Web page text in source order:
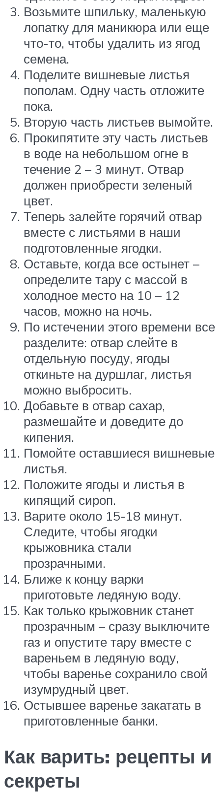
Возьмите шпильку, маленькую
лопатку для маникюра или еще
что-то, чтобы удалить из ягод
семена.
Поделите вишневые листья
пополам. Одну часть отложите
пока.
Вторую часть листьев вымойте.
Прокипятите эту часть листьев
в воде на небольшом огне в
течение 2 – 3 минут. Отвар
должен приобрести зеленый
цвет.
Теперь залейте горячий отвар
вместе с листьями в наши
подготовленные ягодки.
Оставьте, когда все остынет –
определите тару с массой в
холодное место на 10 – 12
часов, можно на ночь.
По истечении этого времени все
разделите: отвар слейте в
отдельную посуду, ягоды
откиньте на дуршлаг, листья
можно выбросить.
Добавьте в отвар сахар,
размешайте и доведите до
кипения.
Помойте оставшиеся вишневые
листья.
Положите ягоды и листья в
кипящий сироп.
Варите около 15-18 минут.
Следите, чтобы ягодки
крыжовника стали
прозрачными.
Ближе к концу варки
приготовьте ледяную воду.
Как только крыжовник станет
прозрачным – сразу выключите
газ и опустите тару вместе с
вареньем в ледяную воду,
чтобы варенье сохранило свой
изумрудный цвет.
Остывшее варенье закатать в
приготовленные банки.
Как варить: рецепты и
секреты